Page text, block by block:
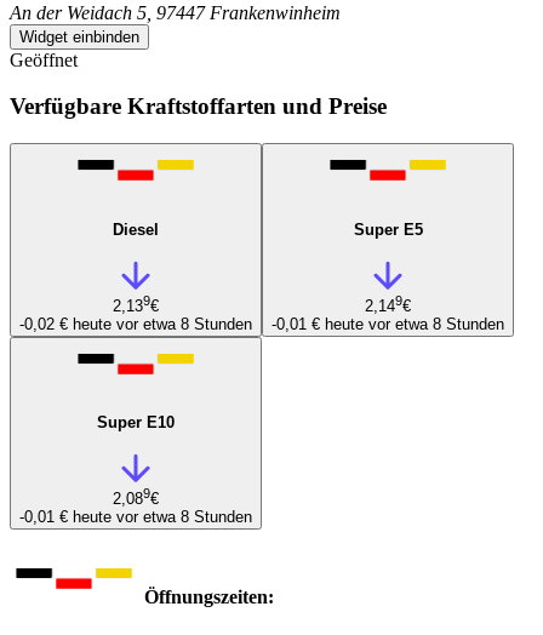
An der Weidach 5, 97447 Frankenwinheim
Widget einbinden
Geöffnet
Verfügbare Kraftstoffarten und Preise
Diesel
2,139€
-0,02 € heute vor etwa 8 Stunden
Super E5
2,149€
-0,01 € heute vor etwa 8 Stunden
Super E10
2,089€
-0,01 € heute vor etwa 8 Stunden
Öffnungszeiten: